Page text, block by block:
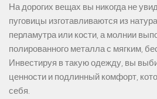
На дорогих вещах вы никогда не
пуговицы изготавливаются из
перламутра или кости, а молнии
полированного металла с мягким,
Инвестируя в такую одежду, вы
ценности и подлинный комфорт,
себя.